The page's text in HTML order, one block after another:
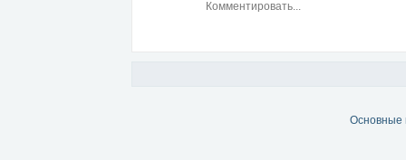
Основные